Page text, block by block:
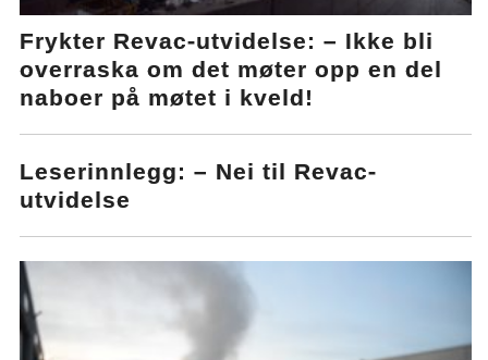
Frykter Revac-utvidelse: – Ikke bli
overraska om det møter opp en del
naboer på møtet i kveld!
Leserinnlegg: – Nei til Revac-
utvidelse